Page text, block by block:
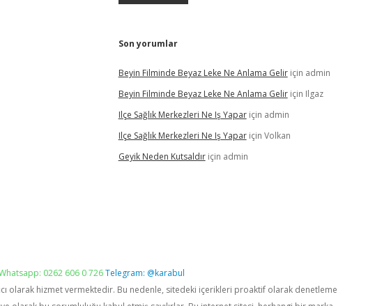
Son yorumlar
Beyin Filminde Beyaz Leke Ne Anlama Geliriçin admin
Beyin Filminde Beyaz Leke Ne Anlama Geliriçin Ilgaz
Ilçe Sağlık Merkezleri Ne Iş Yapariçin admin
Ilçe Sağlık Merkezleri Ne Iş Yapariçin Volkan
Geyik Neden Kutsaldıriçin admin
0262 606 0 726Telegram: @karabul
olarak hizmet vermektedir. Bu nedenle, sitedeki içerikleri proaktif olarak denetleme